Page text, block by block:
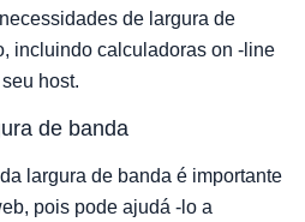
de largura de
incluindo calculadoras on -line
host.
de banda
largura de banda é importante
pois pode ajudá -lo a